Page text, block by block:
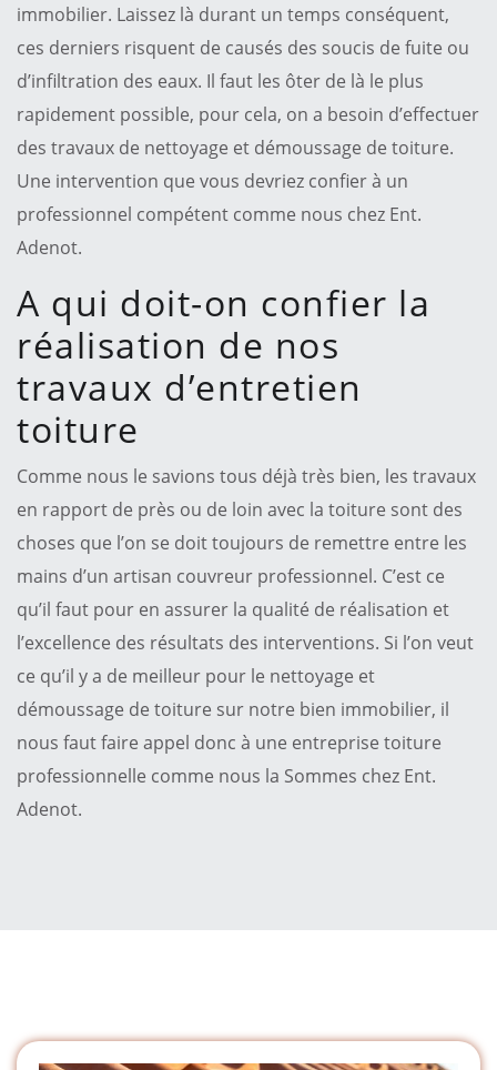
immobilier. Laissez là durant un temps conséquent,
ces derniers risquent de causés des soucis de fuite ou
d’infiltration des eaux. Il faut les ôter de là le plus
rapidement possible, pour cela, on a besoin d’effectuer
des travaux de nettoyage et démoussage de toiture.
Une intervention que vous devriez confier à un
professionnel compétent comme nous chez Ent.
Adenot.
A qui doit-on confier la
réalisation de nos
travaux d’entretien
toiture
Comme nous le savions tous déjà très bien, les travaux
en rapport de près ou de loin avec la toiture sont des
choses que l’on se doit toujours de remettre entre les
mains d’un artisan couvreur professionnel. C’est ce
qu’il faut pour en assurer la qualité de réalisation et
l’excellence des résultats des interventions. Si l’on veut
ce qu’il y a de meilleur pour le nettoyage et
démoussage de toiture sur notre bien immobilier, il
nous faut faire appel donc à une entreprise toiture
professionnelle comme nous la Sommes chez Ent.
Adenot.